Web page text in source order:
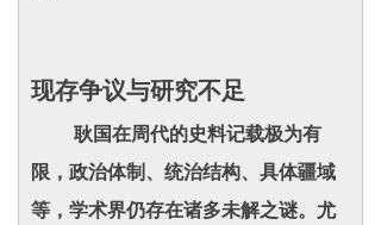
现存争议与研究不足
耿国在周代的史料记载极为有
限，政治体制、统治结构、具体疆域
等，学术界仍存在诸多未解之谜。尤